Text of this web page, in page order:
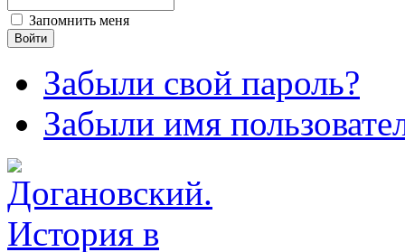
Запомнить меня
Забыли свой пароль?
Забыли имя